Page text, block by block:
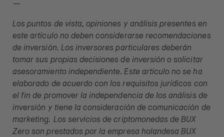
—
Los puntos de vista, opiniones y análisis presentes en
este artículo no deben considerarse recomendaciones
de inversión. Los inversores particulares deberán
tomar sus propias decisiones de inversión o solicitar
asesoramiento independiente. Este artículo no se ha
elaborado de acuerdo con los requisitos jurídicos con
el fin de promover la independencia de los análisis de
inversión y tiene la consideración de comunicación de
marketing. Los servicios de criptomonedas de BUX
Zero son prestados por la empresa holandesa BUX